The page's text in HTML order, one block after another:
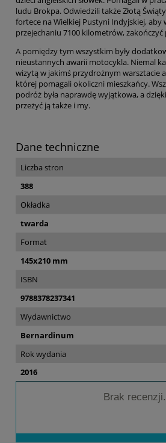
ludu Brokpa. Odwiedzili także Złotą
fortece na Wielkiej Pustyni Indyjskiej, aby
przejechaniu 7100 kilometrów, zakończyć
A pomiędzy tym wszystkim były
nieustannych awarii motocykla. Niemal
wizytą w jakimś przydrożnym warsztacie
której pomagali okoliczni mieszkańcy.
podróż była naprawdę wyjątkowa, a
przeżyć ją także i my.
Dane techniczne
Liczba stron
388
Okładka
twarda
Format
145x210 mm
ISBN
9788378237341
Wydawnictwo
Bernardinum
Rok wydania
2016
Brak recenzji.